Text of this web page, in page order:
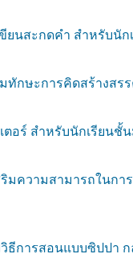
ยนสะกดคำ สำหรับนั
ทักษะการคิดสร้างส
อร์ สำหรับนักเรียน
มความสามารถในก
ธีการสอนแบบซิปปา